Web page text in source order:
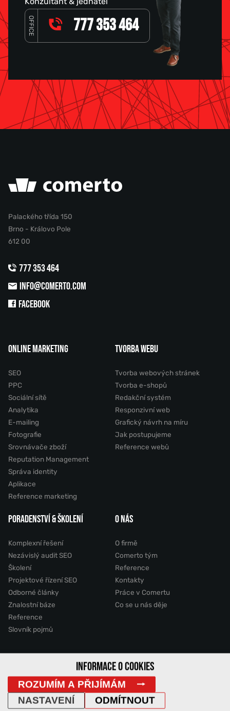
OFFICE 777 353 464
Palackého třída 150
Brno - Královo Pole
612 00
777 353 464
INFO@COMERTO.COM
FACEBOOK
ONLINE MARKETING
SEO
PPC
Sociální sítě
Analytika
E-mailing
Fotografie
Srovnávače zboží
Reputation Management
Správa identity
Aplikace
Reference marketing
TVORBA WEBU
Tvorba webových stránek
Tvorba e-shopů
Redakční systém
Responzivní web
Grafický návrh na míru
Jak postupujeme
Reference webů
PORADENSTVÍ & ŠKOLENÍ
Komplexní řešení
Nezávislý audit SEO
Školení
Projektové řízení SEO
Odborné články
Znalostní báze
Reference
Slovník pojmů
O NÁS
O firmě
Comerto tým
Reference
Kontakty
Práce v Comertu
Co se u nás děje
2011 - 2026 © Comerto, s.r.o.
Mapa stránek GDPR Cookies Vyhledávání
IP Adresa
INFORMACE O COOKIES
ROZUMÍM A PŘIJÍMÁM
ODMÍTNOUT
NASTAVENÍ